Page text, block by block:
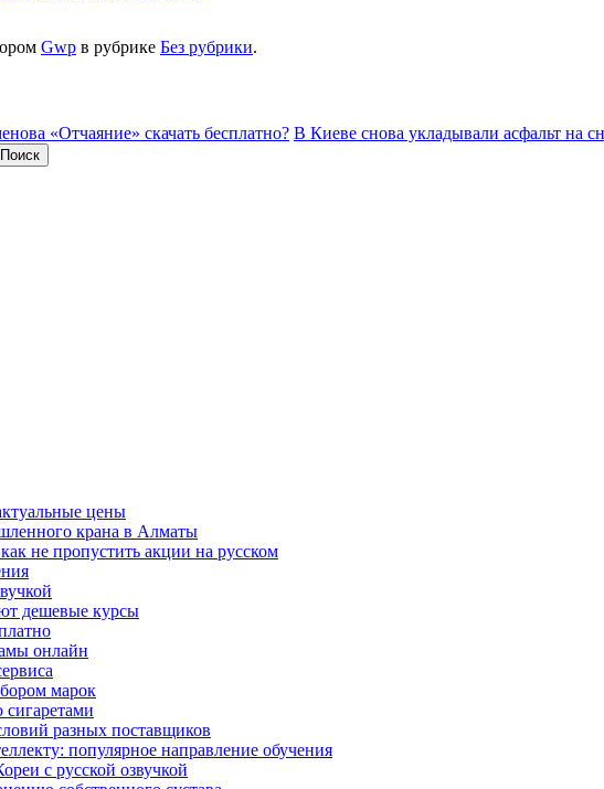
Gwp в рубрике Без рубрики.
«Отчаяние» скачать бесплатно? В Киеве снова укладывали асфальт на
цены
крана в Алматы
не пропустить акции на русском
дешевые курсы
онлайн
марок
разных поставщиков
популярное направление обучения
с русской озвучкой